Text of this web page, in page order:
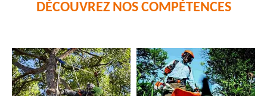
DÉCOUVREZ NOS COMPÉTENCES